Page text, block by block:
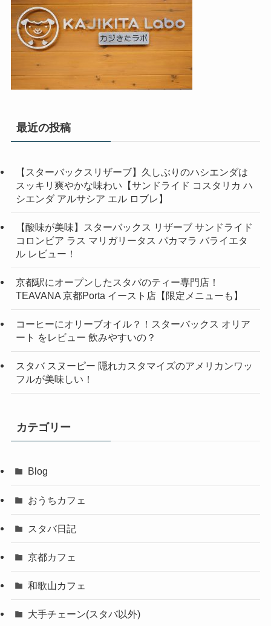
最近の投稿
【スターバックスリザーブ】久しぶりのハシエンダは
スッキリ爽やかな味わい【サンドライド コスタリカ ハ
シエンダ アルサシア エル ロブレ】
【酸味が美味】スターバックス リザーブ サンドライド
コロンビア ラス マリガリータス パカマラ バライエタ
ル レビュー！
京都駅にオープンしたスタバのティー専門店！
TEAVANA 京都Porta イースト店【限定メニューも】
コーヒーにオリーブオイル？！スターバックス オリア
ート をレビュー 飲みやすいの？
スタバ スヌーピー 隠れカスタマイズのアメリカンワッ
フルが美味しい！
カテゴリー
Blog
おうちカフェ
スタバ日記
京都カフェ
和歌山カフェ
大手チェーン(スタバ以外)